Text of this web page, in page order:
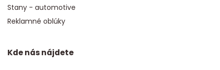
Stany - automotive
Reklamné oblúky
Kde nás nájdete